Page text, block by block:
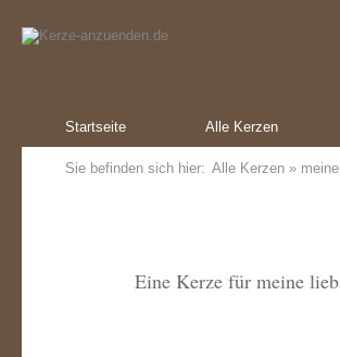
Startseite Alle Kerzen
Sie befinden sich hier: Alle Kerzen »
Eine Kerze für meine